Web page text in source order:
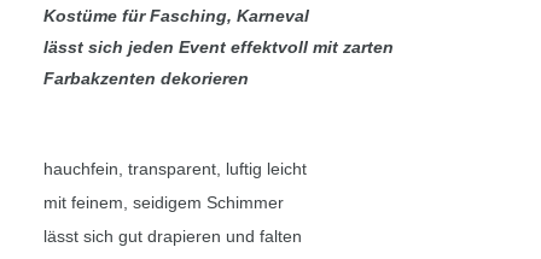
Kostüme für Fasching, Karneval
lässt sich jeden Event effektvoll mit zarten
Farbakzenten dekorieren
hauchfein, transparent, luftig leicht
mit feinem, seidigem Schimmer
lässt sich gut drapieren und falten